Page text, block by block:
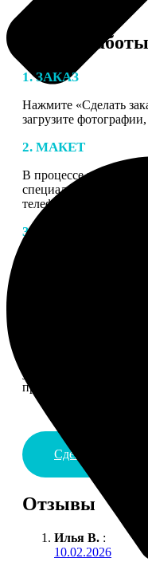
Этапы работы
1. ЗАКАЗ
Нажмите «Сделать
загрузите
2. МАКЕТ
В процессе
специалисты могут
телефону или email
3. ИЗГОТОВЛЕНИЕ
получите
Введите адрес и
у вас есть промокод,
промокода.
Сделать заказ
Отзывы
Илья В. :
10.02.2026